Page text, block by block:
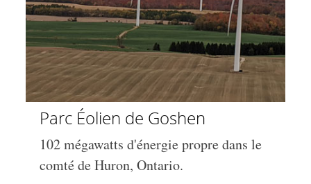
Parc Éolien de Goshen
102 mégawatts d'énergie propre dans le
comté de Huron, Ontario.